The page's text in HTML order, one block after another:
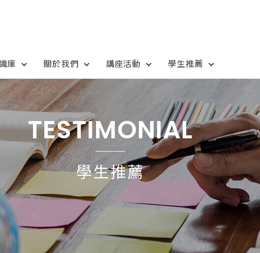
庫 關於我們 講座活動 學生推薦
最新優惠
愛爾蘭IRELAND
Zealand
/ 其他 Others
Program 課程選擇
語言學校
國高中小學校
專業技職｜海外工讀
寒暑假遊學團
學士碩士
TESTIMONIAL
學生推薦